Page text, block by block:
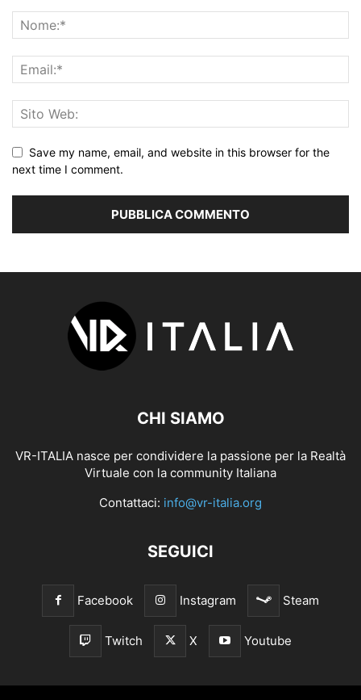
Save my name, email, and website in this browser for the
next time I comment.
CHI SIAMO
VR-ITALIA nasce per condividere la passione per la Realtà
Virtuale con la community Italiana
Contattaci: info@vr-italia.org
SEGUICI
Facebook Instagram Steam
Twitch X Youtube